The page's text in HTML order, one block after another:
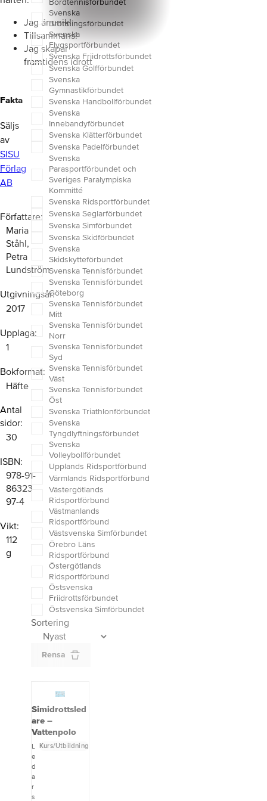
Jag är unik!
Tillsammans!
Jag skapar
framtidens idrott
Fakta
Säljs
av
SISU
Förlag
AB
Författare
Maria
Ståhl,
Petra
Lundström
Utgivningsår
2017
Upplaga
1
Bokformat
Häfte
Antal
sidor
30
ISBN
978-91-
86323-
97-4
Vikt
112
g
Bordtennisförbundet
Svenska
Brottningsförbundet
Svenska
Flygsportförbundet
Svenska Friidrottsförbundet
Svenska Golfförbundet
Svenska
Gymnastikförbundet
Svenska Handbollförbundet
Svenska
Innebandyförbundet
Svenska Klätterförbundet
Svenska Padelförbundet
Svenska
Parasportförbundet och
Sveriges Paralympiska
Kommitté
Svenska Ridsportförbundet
Svenska Seglarförbundet
Svenska Simförbundet
Svenska Skidförbundet
Svenska
Skidskytteförbundet
Svenska Tennisförbundet
Svenska Tennisförbundet
Göteborg
Svenska Tennisförbundet
Mitt
Svenska Tennisförbundet
Norr
Svenska Tennisförbundet
Syd
Svenska Tennisförbundet
Väst
Svenska Tennisförbundet
Öst
Svenska Triathlonförbundet
Svenska
Tyngdlyftningsförbundet
Svenska
Volleybollförbundet
Upplands Ridsportförbund
Värmlands Ridsportförbund
Västergötlands
Ridsportförbund
Västmanlands
Ridsportförbund
Västsvenska Simförbundet
Örebro Läns
Ridsportförbund
Östergötlands
Ridsportförbund
Östsvenska
Friidrottsförbundet
Östsvenska Simförbundet
Sortering
Rensa
Simidrottsled
are –
Vattenpolo
L
e
d
a
r
s
Kurs/Utbildning